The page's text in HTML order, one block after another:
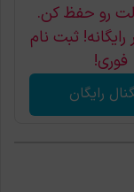
رو حفظ کن.
ثبت نام
فوری!
رایگان